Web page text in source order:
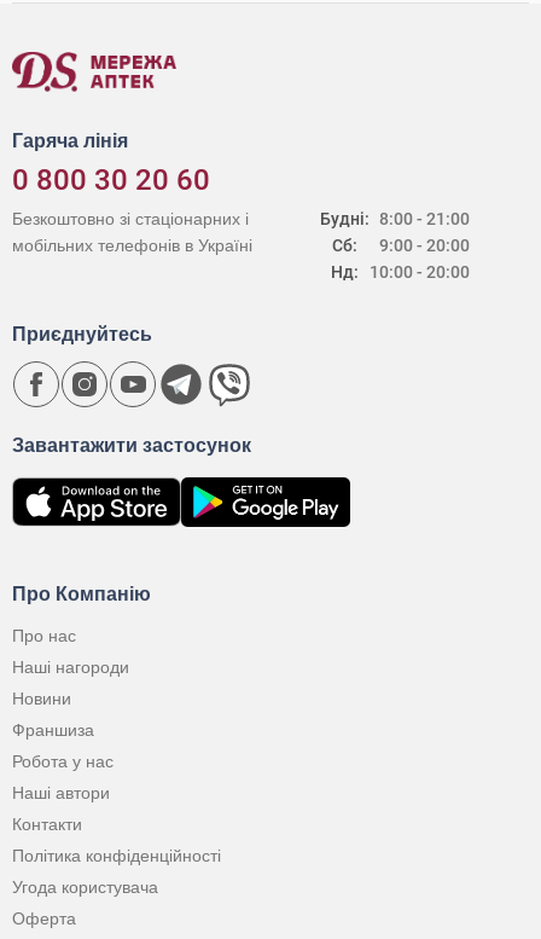
Гаряча лінія
0 800 30 20 60
Будні:
Сб:
Нд:
8:00 - 21:00
9:00 - 20:00
10:00 - 20:00
Безкоштовно зі стаціонарних і
мобільних телефонів в Україні
Про Компанію
Про нас
Наші нагороди
Новини
Франшиза
Робота у нас
Наші автори
Контакти
Політика конфіденційності
Угода користувача
Оферта
Завантажити застосунок
Приєднуйтесь